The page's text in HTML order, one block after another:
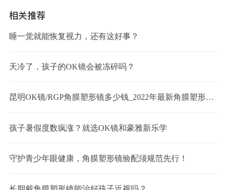
相关推荐
睡一觉就能恢复视力，还有这好事？
天冷了，孩子的OK镜会被冻碎吗？
昆明OK镜/RGP角膜塑形镜多少钱_2022年最新角膜塑形镜价格预览表
孩子暑假度数疯涨？就选OK镜和豪雅新乐学
守护青少年眼健康，角膜塑形镜验配须规范先行！